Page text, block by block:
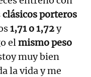
clásicos porteros
1,71 o 1,72y
elmismo peso
muy bien
la vida y me